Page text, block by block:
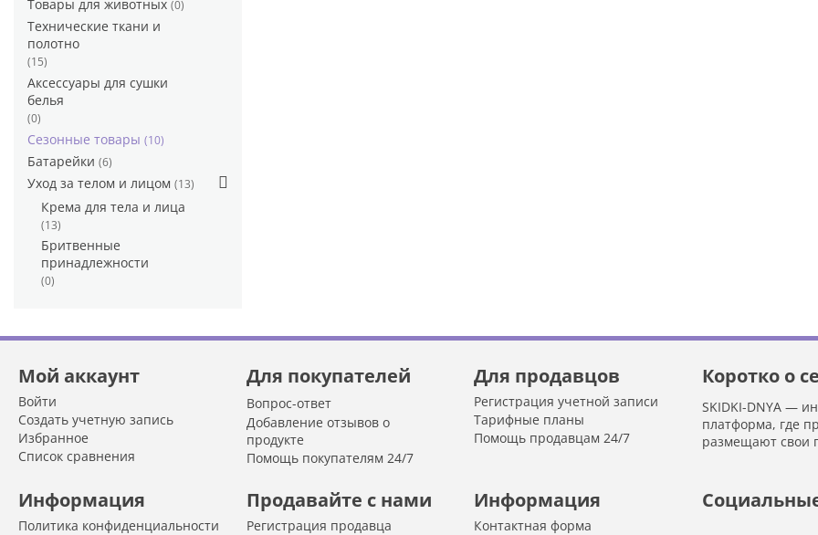
Товары для животных (0)
Технические ткани и
полотно
(15)
Аксессуары для сушки
белья
(0)
Сезонные товары (10)
Батарейки (6)
Уход за телом и лицом (13)
Крема для тела и лица
(13)
Бритвенные
принадлежности
(0)
Мой аккаунт
Войти
Создать учетную запись
Избранное
Список сравнения
Для покупателей
Вопрос-ответ
Добавление отзывов о
продукте
Помощь покупателям 24/7
Для продавцов
Регистрация учетной записи
Тарифные планы
Помощь продавцам 24/7
Коротко о
SKIDKI-DNYA —
платформа, где
размещают свои
Информация
Политика конфиденциальности
Продавайте с нами
Регистрация продавца
Информация
Контактная форма